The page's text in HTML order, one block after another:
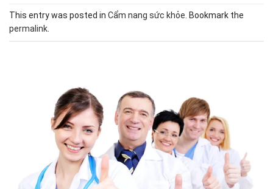
This entry was posted in Cẩm nang sức khỏe. Bookmark the
permalink.